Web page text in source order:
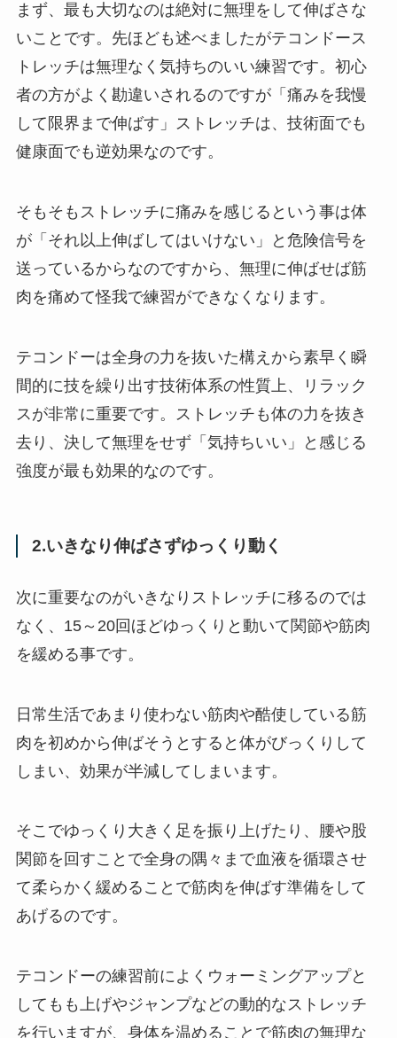
まず、最も大切なのは絶対に無理をして伸ばさな
いことです。先ほども述べましたがテコンドース
トレッチは無理なく気持ちのいい練習です。初心
者の方がよく勘違いされるのですが「痛みを我慢
して限界まで伸ばす」ストレッチは、技術面でも
健康面でも逆効果なのです。
そもそもストレッチに痛みを感じるという事は体
が「それ以上伸ばしてはいけない」と危険信号を
送っているからなのですから、無理に伸ばせば筋
肉を痛めて怪我で練習ができなくなります。
テコンドーは全身の力を抜いた構えから素早く瞬
間的に技を繰り出す技術体系の性質上、リラック
スが非常に重要です。ストレッチも体の力を抜き
去り、決して無理をせず「気持ちいい」と感じる
強度が最も効果的なのです。
2.いきなり伸ばさずゆっくり動く
次に重要なのがいきなりストレッチに移るのでは
なく、15～20回ほどゆっくりと動いて関節や筋肉
を緩める事です。
日常生活であまり使わない筋肉や酷使している筋
肉を初めから伸ばそうとすると体がびっくりして
しまい、効果が半減してしまいます。
そこでゆっくり大きく足を振り上げたり、腰や股
関節を回すことで全身の隅々まで血液を循環させ
て柔らかく緩めることで筋肉を伸ばす準備をして
あげるのです。
テコンドーの練習前によくウォーミングアップと
してもも上げやジャンプなどの動的なストレッチ
を行いますが、身体を温めることで筋肉の無理な